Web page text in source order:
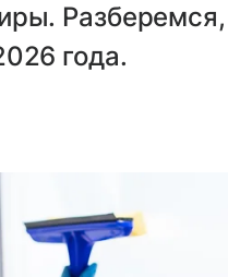
года.